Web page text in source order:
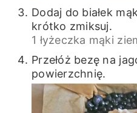
Dodaj do białek
krótko zmiksuj.
1 łyżeczka mąki
Przełóż bezę na
powierzchnię.